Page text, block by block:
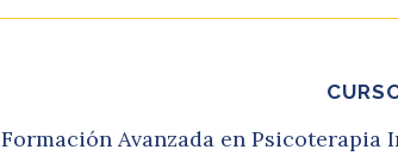
Formación Avanzada en